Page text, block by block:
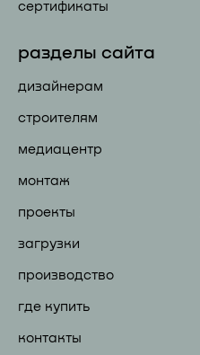
сертификаты
разделы сайта
дизайнерам
строителям
медиацентр
монтаж
проекты
загрузки
производство
где купить
контакты